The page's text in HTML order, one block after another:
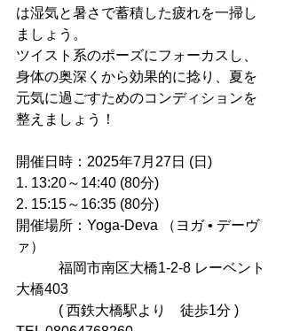
は湿気と暑さで蓄積した疲れを一掃し
ましょう。
ツイスト系のポーズにフォーカスし、
身体の奥深くから効果的に捻り、夏を
元気に過ごすためのコンディションを
整えましょう！
開催日時：2025年7月27日 (日)
1. 13:20～14:40 (80分)
2. 15:15～16:35 (80分)
開催場所：Yoga-Deva （ヨガ • デーヴ
ァ）
福岡市南区大橋1-2-8 レーベント
大橋403
( 西鉄大橋駅より　徒歩1分 )